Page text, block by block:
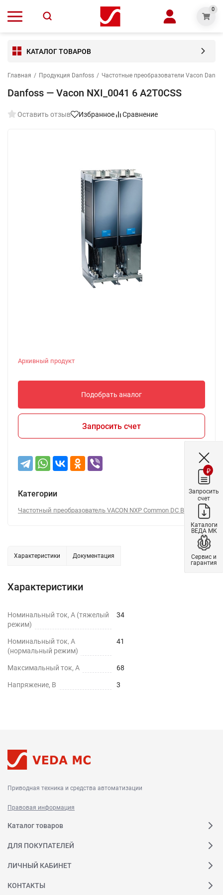
0
КАТАЛОГ ТОВАРОВ
Главная / Продукция Danfoss / Частотные преобразователи Vacon
Danfoss — Vacon NXI_0041 6 A2T0CSS
Оставить отзыв Избранное Сравнение
Архивный продукт
Подобрать аналог
Запросить счет
Категории
Частотный преобразователь VACON NXP Common DC Bus
Характеристики Документация
Характеристики
Номинальный ток, А (тяжелый
режим)
34
Номинальный ток, А
(нормальный режим)
41
Максимальный ток, А 68
Напряжение, В 3
Приводная техника и средства автоматизации
Правовая информация
Каталог товаров
ДЛЯ ПОКУПАТЕЛЕЙ
ЛИЧНЫЙ КАБИНЕТ
КОНТАКТЫ
₽
Запросить
счет
Каталоги
ВЕДА МК
Сервис и
гарантия